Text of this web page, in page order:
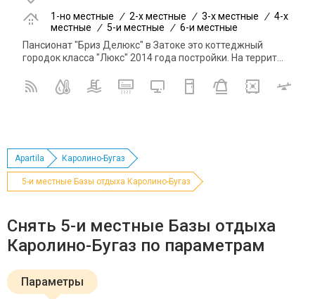
1-но местные
/ 2-x местные / 3-x местные / 4-x
местные
/ 5-и местные / 6-и местные
Пансионат "Бриз Делюкс" в Затоке это коттеджный
городок класса "Люкс" 2014 года постройки. На террит...
Apartila Каролино-Бугаз
5-и местные Базы отдыха Каролино-Бугаз
Снять 5-и местные Базы отдыха
Каролино-Бугаз по параметрам
Параметры